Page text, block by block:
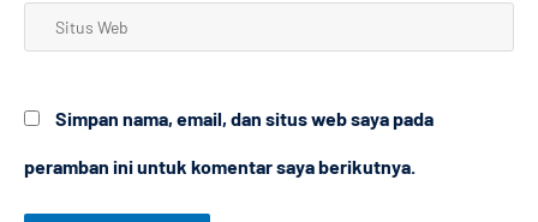
Situs
Simpan nama, email, dan situs web saya pada
peramban ini untuk komentar saya berikutnya.